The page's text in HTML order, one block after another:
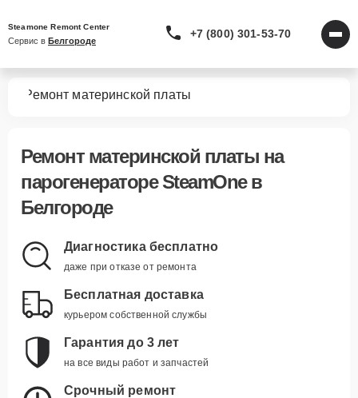
Steamone Remont Center
Сервис в Белгороде
+7 (800) 301-53-70
Ремонт материнской платы
Ремонт материнской платы на
парогенераторе SteamOne в
Белгороде
Диагностика бесплатно
даже при отказе от ремонта
Бесплатная доставка
курьером собственной службы
Гарантия до 3 лет
на все виды работ и запчастей
Срочный ремонт